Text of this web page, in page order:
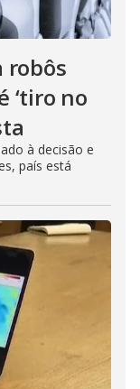
robôs
‘tiro no
à decisão e
país está